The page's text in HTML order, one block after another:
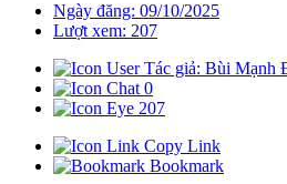
Ngày đăng: 09/10/2025
Lượt xem: 207
Tác giả: Bùi Mạnh
0
207
Copy Link
Bookmark